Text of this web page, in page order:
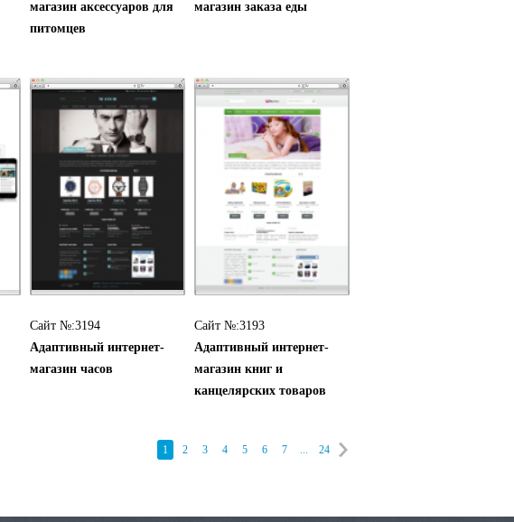
магазин аксессуаров для
питомцев
магазин заказа еды
Сайт №:3194
Адаптивный интернет-
магазин часов
Сайт №:3193
Адаптивный интернет-
магазин книг и
канцелярских товаров
1 2 3 4 5 6 7 ... 24